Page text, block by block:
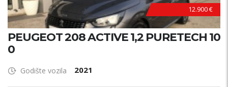
12.900 €
PEUGEOT 208 ACTIVE 1,2 PURETECH 10
0
Godište vozila 2021